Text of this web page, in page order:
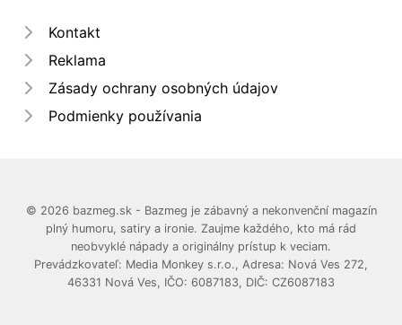
Kontakt
Reklama
Zásady ochrany osobných údajov
Podmienky používania
© 2026 bazmeg.sk - Bazmeg je zábavný a nekonvenční magazín
plný humoru, satiry a ironie. Zaujme každého, kto má rád
neobvyklé nápady a originálny prístup k veciam.
Prevádzkovateľ: Media Monkey s.r.o., Adresa: Nová Ves 272,
46331 Nová Ves, IČO: 6087183, DIČ: CZ6087183